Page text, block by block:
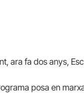
ara fa dos anys,
posa en